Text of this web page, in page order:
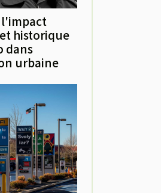
l'impact
historique
dans
urbaine